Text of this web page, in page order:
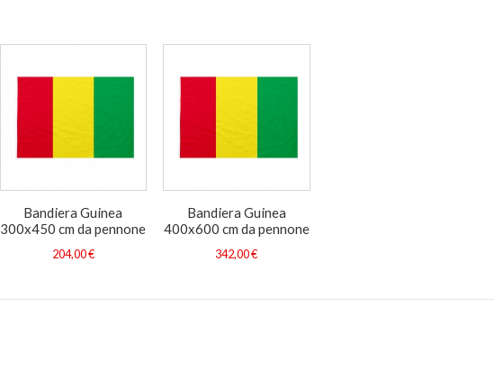
Bandiera Guinea
300x450 cm da pennone
204,00 €
Bandiera Guinea
400x600 cm da pennone
342,00 €